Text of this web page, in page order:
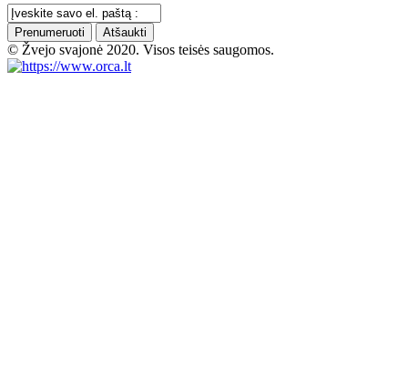
Prenumeruoti Atšaukti
© Žvejo svajonė 2020. Visos teisės saugomos.